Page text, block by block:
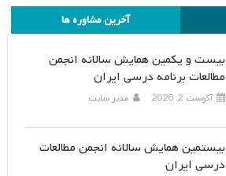
آخرین مشاوره ها
بیست و یکمین همایش سالانه انجمن
مطالعات برنامه درسی ایران
آگوست 2, 2026 مدیر سایت
بیستمین همایش سالانه انجمن مطالعات
درسی ایران